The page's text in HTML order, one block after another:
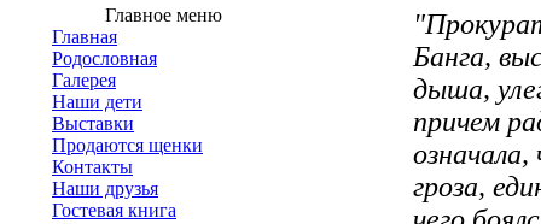
Главное меню
Главная
Родословная
Галерея
Наши дети
Выставки
Продаются щенки
Контакты
Наши друзья
Гостевая книга
Банга,
дыша,
причем
означала,
гроза,